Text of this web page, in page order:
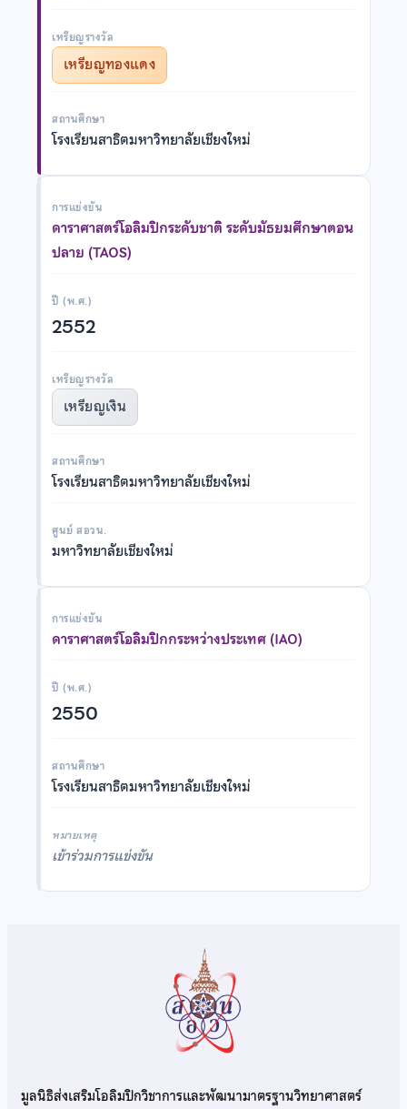
เหรียญรางวัล
เหรียญทองแดง
สถานศึกษา
โรงเรียนสาธิตมหาวิทยาลัยเชียงใหม่
การแข่งขัน
ดาราศาสตร์โอลิมปิกระดับชาติ ระดับมัธยมศึกษาตอน
ปลาย (TAOS)
ปี (พ.ศ.)
2552
เหรียญรางวัล
เหรียญเงิน
สถานศึกษา
โรงเรียนสาธิตมหาวิทยาลัยเชียงใหม่
ศูนย์ สอวน.
มหาวิทยาลัยเชียงใหม่
การแข่งขัน
ดาราศาสตร์โอลิมปิกกระหว่างประเทศ (IAO)
ปี (พ.ศ.)
2550
สถานศึกษา
โรงเรียนสาธิตมหาวิทยาลัยเชียงใหม่
หมายเหตุ
เข้าร่วมการแข่งขัน
มูลนิธิส่งเสริมโอลิมปิกวิชาการและพัฒนามาตรฐานวิทยาศาสตร์